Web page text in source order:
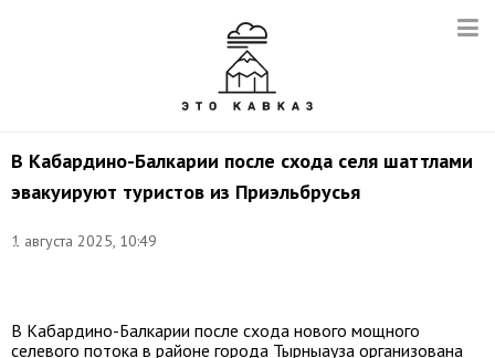
В Кабардино-Балкарии после схода селя шаттлами
эвакуируют туристов из Приэльбрусья
1 августа 2025, 10:49
из
В Кабардино-Балкарии после схода нового мощного
селевого потока в районе города Тырныауза организована